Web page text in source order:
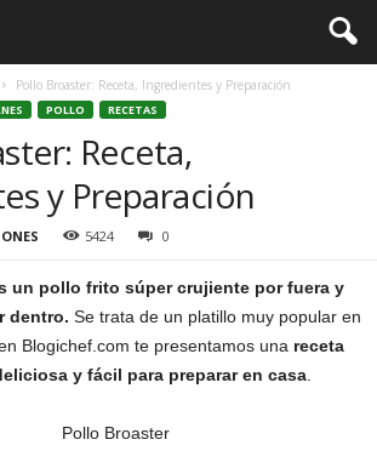
Pollo Broaster: Receta, Ingredientes y Preparación
POLLO RECETAS
Receta,
y Preparación
5424 0
un pollo frito súper crujiente por fuera y
dentro. Se trata de un platillo muy popular en
Blogichef.com te presentamos una receta
y fácil para preparar en casa